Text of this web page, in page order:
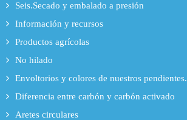
Seis.Secado y embalado a presión
Información y recursos
Productos agrícolas
No hilado
Envoltorios y colores de nuestros pendientes.
Diferencia entre carbón y carbón activado
Aretes circulares